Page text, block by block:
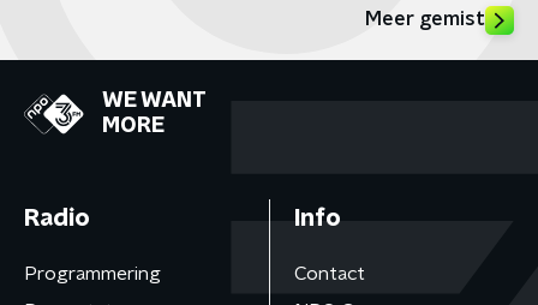
Meer gemist
WE WANT
MORE
Radio
Programmering
Info
Contact